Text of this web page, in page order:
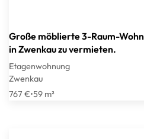
Große möblierte 3-Raum-
in Zwenkau zu vermieten.
Etagenwohnung
Zwenkau
767 €•59 m²